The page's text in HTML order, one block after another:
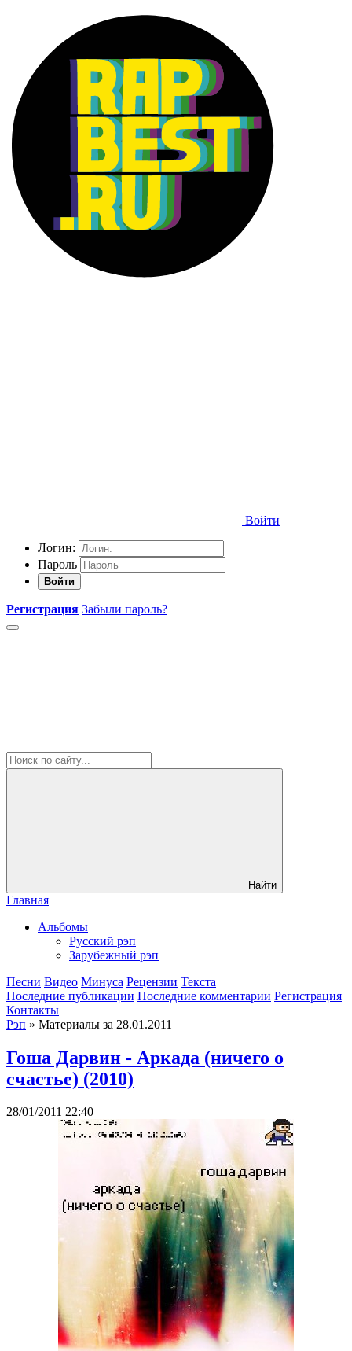
Войти
Логин:
Пароль
Войти
Регистрация Забыли пароль?
Найти
Главная
Альбомы
Русский рэп
Зарубежный рэп
Песни Видео Минуса Рецензии Текста
Последние публикации Последние комментарии Регистрация
Контакты
Рэп » Материалы за 28.01.2011
Гоша Дарвин - Аркада (ничего о
счастье) (2010)
28/01/2011 22:40